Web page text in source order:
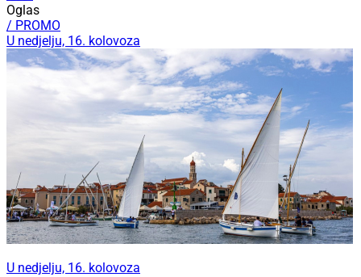
Oglas
/ PROMO
U nedjelju, 16. kolovoza
U nedjelju, 16. kolovoza